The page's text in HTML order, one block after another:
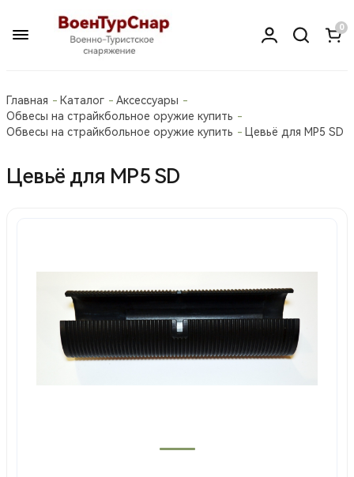
0
Главная Каталог
Аксессуары
Обвесы на страйкбольное оружие купить
Обвесы на страйкбольное оружие купить
Цевьё для MP5 SD
Цевьё для MP5 SD